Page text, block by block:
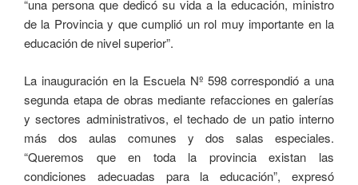
“una persona que dedicó su vida a la educación, ministro
de la Provincia y que cumplió un rol muy importante en la
educación de nivel superior”.
La inauguración en la Escuela Nº 598 correspondió a una
segunda etapa de obras mediante refacciones en galerías
y sectores administrativos, el techado de un patio interno
más dos aulas comunes y dos salas especiales.
“Queremos que en toda la provincia existan las
condiciones adecuadas para la educación”, expresó